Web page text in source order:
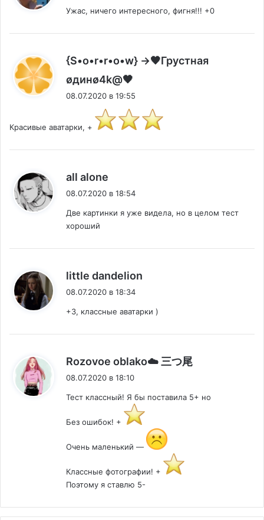
Ужас, ничего интересного, фигня!!! +0
{S•o•r•r•o•w} →🖤Грустная
øдинø4k@🖤
08.07.2020 в 19:55
Красивые аватарки, +
all alone
08.07.2020 в 18:54
Две картинки я уже видела, но в целом тест
хороший
little dandelion
08.07.2020 в 18:34
+3, классные аватарки )
Rozovoe oblako☁️ 三つ尾
08.07.2020 в 18:10
Тест классный! Я бы поставила 5+ но
Без ошибок! +
Очень маленький —
Классные фотографии! +
Поэтому я ставлю 5-